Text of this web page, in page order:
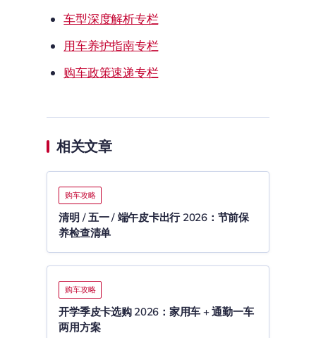
车型深度解析专栏
用车养护指南专栏
购车政策速递专栏
相关文章
购车攻略
清明 / 五一 / 端午皮卡出行 2026：节前保
养检查清单
购车攻略
开学季皮卡选购 2026：家用车 + 通勤一车
两用方案